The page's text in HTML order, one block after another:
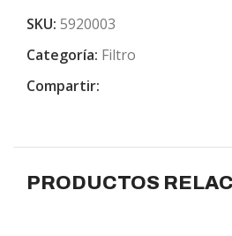
SKU: 5920003
Categoría: Filtro
Compartir:
PRODUCTOS